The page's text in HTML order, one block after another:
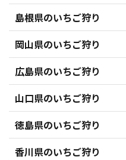
島根県のいちご狩り
岡山県のいちご狩り
広島県のいちご狩り
山口県のいちご狩り
徳島県のいちご狩り
香川県のいちご狩り